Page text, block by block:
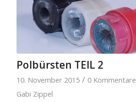
Polbürsten TEIL 2
10. November 2015 / 0 Kommentare
Gabi Zippel